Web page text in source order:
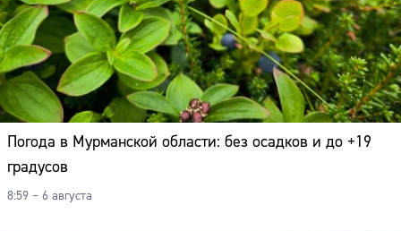
Погода в Мурманской области: без осадков и до +19
градусов
8:59 – 6 августа